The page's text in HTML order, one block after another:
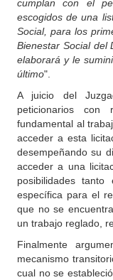
cumplan con el
escogidos de una
Social, para los
Bienestar Social del
elaborará y le
último".
A juicio del
peticionarios
fundamental al
acceder a esta
desempeñando su
acceder a una
posibilidades
específica para el
que no se
un trabajo reglado,
Finalmente
mecanismo
cual no se